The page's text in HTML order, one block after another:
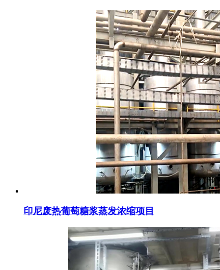
印尼废热葡萄糖浆蒸发浓缩项目